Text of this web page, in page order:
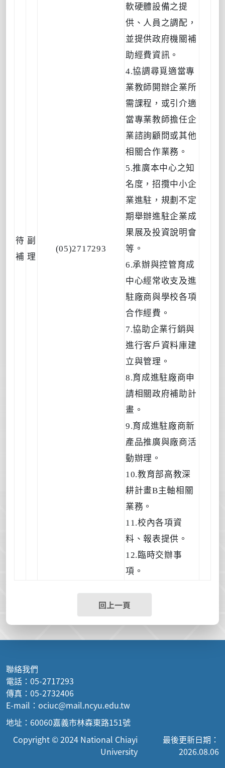
待
補
副
理
(05)2717293
軟硬體設備之提
供、人員之調配，
並提供政府機關補
助經費資訊。
4.協調尋覓適當專
業教師開辦企業所
需課程，或引介適
當專業教師擔任企
業諮詢顧問或其他
相關合作業務。
5.推廣本中心之知
名度，招攬中小企
業進駐，規劃不定
期舉辦進駐企業成
果展及投資說明會
等。
6.承辦與控管育成
中心經常收支及進
駐廠商與學校各項
合作經費。
7.協助企業行銷與
進行客戶資料庫建
立與管理。
8.育成進駐廠商申
請相關政府補助計
畫。
9.育成進駐廠商新
產品推廣與廠商活
動辦理。
10.教育部高教深
耕計畫B主軸相關
業務。
11.校內各項資
料、報表提供。
12.臨時交辦事
項。
回上一頁
聯絡我們
電話：05-2717293
傳真：05-2732406
E-mail：ociuc@mail.ncyu.edu.tw
地址：60060嘉義市林森東路151號
Copyright © 2024 National Chiayi
University
最後更新日期：
2026.08.06